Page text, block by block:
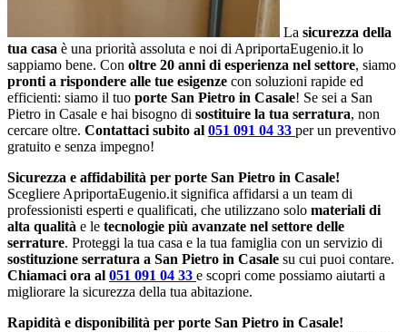
La sicurezza della
tua casa è una priorità assoluta e noi di ApriportaEugenio.it lo
sappiamo bene. Con oltre 20 anni di esperienza nel settore, siamo
pronti a rispondere alle tue esigenze con soluzioni rapide ed
efficienti: siamo il tuo porte San Pietro in Casale! Se sei a San
Pietro in Casale e hai bisogno di sostituire la tua serratura, non
cercare oltre. Contattaci subito al 051 091 04 33 per un preventivo
gratuito e senza impegno!
Sicurezza e affidabilità per porte San Pietro in Casale!
Scegliere ApriportaEugenio.it significa affidarsi a un team di
professionisti esperti e qualificati, che utilizzano solo materiali di
alta qualità e le tecnologie più avanzate nel settore delle
serrature. Proteggi la tua casa e la tua famiglia con un servizio di
sostituzione serratura a San Pietro in Casale su cui puoi contare.
Chiamaci ora al 051 091 04 33 e scopri come possiamo aiutarti a
migliorare la sicurezza della tua abitazione.
Rapidità e disponibilità per porte San Pietro in Casale!